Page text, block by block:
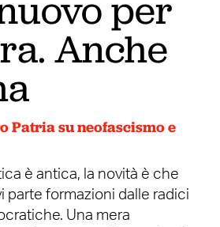
per
Anche
Patria su neofascismo e
è antica, la novità è che
parte formazioni dalle radici
Una mera